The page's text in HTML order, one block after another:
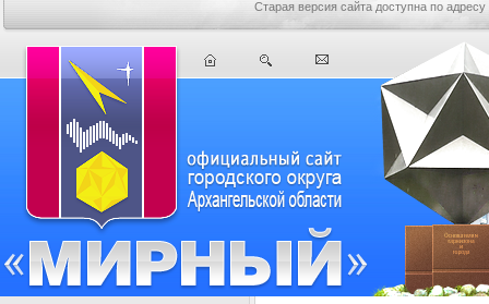
Старая версия сайта доступна по адресу